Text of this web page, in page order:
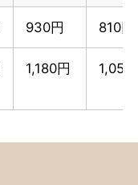
930円 810円
1,180円 1,050